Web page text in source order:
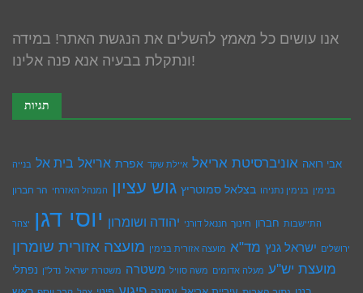
אנו עושים כל מאמץ להשלים את הנגשת האתר! במידה
ונתקלת בבעיה אנא פנה אלינו!
תגיות
אבי רואה אוניברסיטת אריאל איילת שקד אפרת אריאל בית אל בנייה
בנימין בנימין נתניהו בצלאל סמוטריץ גוש עציון המנהל האזרחי הר חברון
התיישבות חברון חינוך חננאל דורני יהודה ושומרון יוסי דגן יצהר
ירושלים ישראל גנץ מד"א מועצה אזורית בנימין מועצה אזורית שומרון
מועצת יש''ע מעלה אדומים משה סוויל משטרה משטרת ישראל נדל''ן נפתלי